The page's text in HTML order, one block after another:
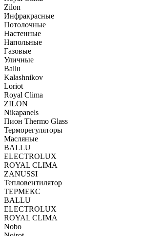
Zilon
Инфракрасные
Потолочные
Настенные
Напольные
Газовые
Уличные
Ballu
Kalashnikov
Loriot
Royal Clima
ZILON
Nikapanels
Пион Thermo Glass
Терморегуляторы
Масляные
BALLU
ELECTROLUX
ROYAL CLIMA
ZANUSSI
Тепловентилятор
ТЕРМЕКС
BALLU
ELECTROLUX
ROYAL CLIMA
Nobo